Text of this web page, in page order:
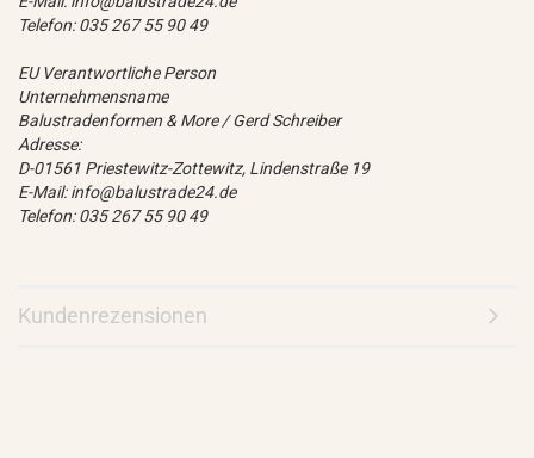
Telefon: 035 267 55 90 49
EU Verantwortliche Person
Unternehmensname
Balustradenformen & More / Gerd Schreiber
Adresse:
D-01561 Priestewitz-Zottewitz, Lindenstraße 19
E-Mail: info@balustrade24.de
Telefon: 035 267 55 90 49
Kundenrezensionen